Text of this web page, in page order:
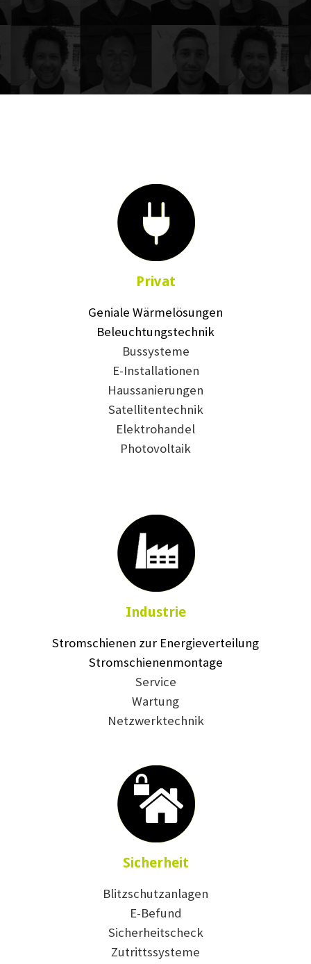
Privat
Geniale Wärmelösungen
Beleuchtungstechnik
Bussysteme
E-Installationen
Haussanierungen
Satellitentechnik
Elektrohandel
Photovoltaik
Industrie
Stromschienen zur Energieverteilung
Stromschienenmontage
Service
Wartung
Netzwerktechnik
Sicherheit
Blitzschutzanlagen
E-Befund
Sicherheitscheck
Zutrittssysteme